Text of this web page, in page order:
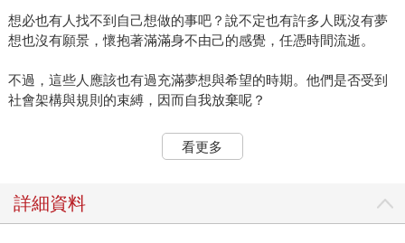
想必也有人找不到自己想做的事吧？說不定也有許多人既沒有夢
想也沒有願景，懷抱著滿滿身不由己的感覺，任憑時間流逝。
不過，這些人應該也有過充滿夢想與希望的時期。他們是否受到
社會架構與規則的束縛，因而自我放棄呢？
本書的目的是找出腦中「想做的事」，這麼一來「想做的事」就
我從二○一四年開始以副業形式開設傳授副業的講座，並成立「金
看更多
詳細資料